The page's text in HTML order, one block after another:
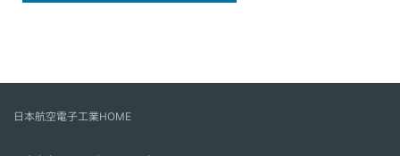
日本航空電子工業HOME